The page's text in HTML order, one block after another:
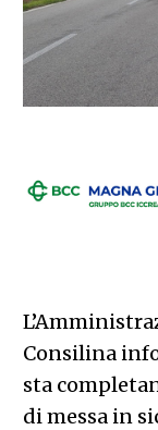
Consilina
sta
di messa in